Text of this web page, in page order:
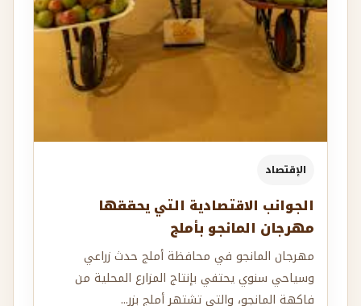
الإقتصاد
الجوانب الاقتصادية التي يحققها
مهرجان المانجو بأملج
مهرجان المانجو في محافظة أملج حدث زراعي
وسياحي سنوي يحتفي بإنتاج المزارع المحلية من
فاكهة المانجو، والتي تشتهر أملج بزر...